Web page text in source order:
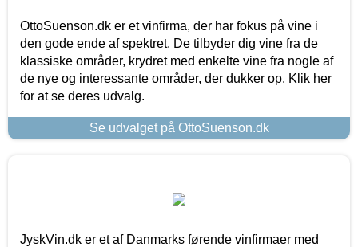
OttoSuenson.dk er et vinfirma, der har fokus på vine i
den gode ende af spektret. De tilbyder dig vine fra de
klassiske områder, krydret med enkelte vine fra nogle af
de nye og interessante områder, der dukker op. Klik her
for at se deres udvalg.
Se udvalget på OttoSuenson.dk
JyskVin.dk er et af Danmarks førende vinfirmaer med